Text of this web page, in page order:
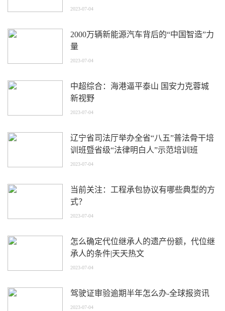
2023-07-04
2000万辆新能源汽车背后的“中国智造”力
量
2023-07-04
中超综合：海港逼平泰山 国安力克蓉城
新视野
2023-07-04
辽宁省司法厅举办全省“八五”普法骨干培
训班暨省级“法律明白人”示范培训班
2023-07-04
当前关注：工程承包协议有哪些典型的方
式？
2023-07-04
怎么确定代位继承人的遗产份额，代位继
承人的条件|天天热文
2023-07-04
驾驶证审验逾期半年怎么办-全球报资讯
2023-07-04